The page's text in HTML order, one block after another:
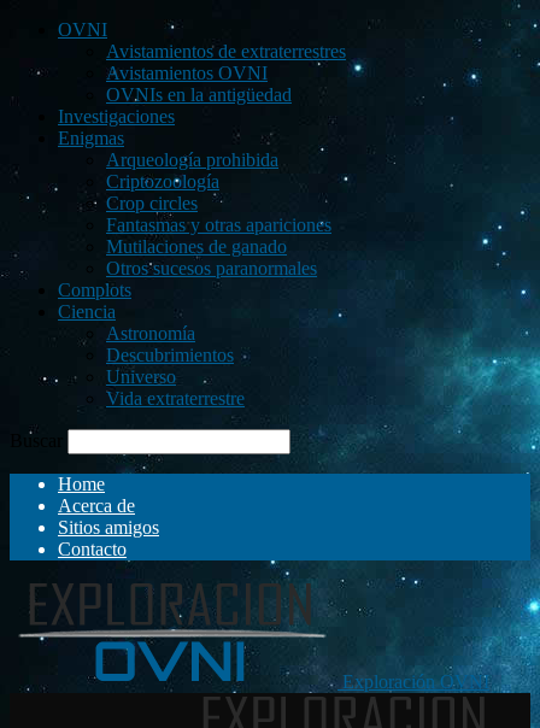
OVNI
Avistamientos de extraterrestres
Avistamientos OVNI
OVNIs en la antigüedad
Investigaciones
Enigmas
Arqueología prohibida
Criptozoología
Crop circles
Fantasmas y otras apariciones
Mutilaciones de ganado
Otros sucesos paranormales
Complots
Ciencia
Astronomía
Descubrimientos
Universo
Vida extraterrestre
Buscar
Home
Acerca de
Sitios amigos
Contacto
Exploración OVNI